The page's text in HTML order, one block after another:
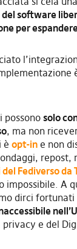
del software
per
solo
, ma non
è opt-ine non
repost,
Fediverso da
impossibile. A
dirci
e del